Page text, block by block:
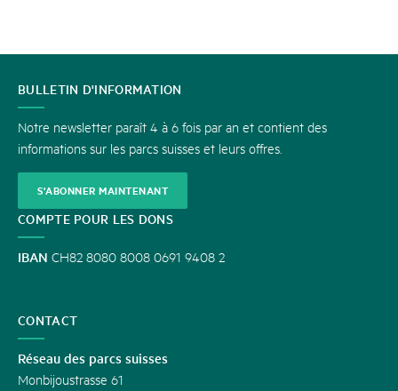
CONTACT
BULLETIN D'INFORMATION
Notre newsletter paraît 4 à 6 fois par an et contient des
informations sur les parcs suisses et leurs offres.
S'ABONNER MAINTENANT
COMPTE POUR LES DONS
IBAN CH82 8080 8008 0691 9408 2
CONTACT
Réseau des parcs suisses
Monbijoustrasse 61